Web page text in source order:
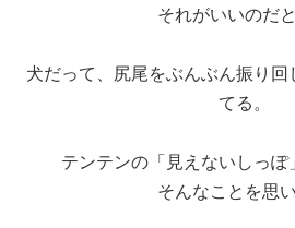
それがいいのだ
犬だって、尻尾をぶんぶん振り
てる。
テンテンの「見えないしっぽ
そんなことを思